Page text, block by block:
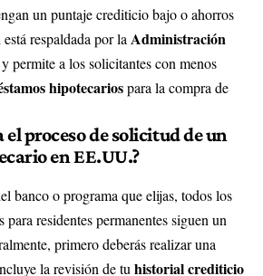
un puntaje crediticio bajo o ahorros
respaldada por la Administración
y permite a los solicitantes con menos
hipotecariospara la compra de
proceso de solicitud de un
en EE.UU.?
banco o programa que elijas, todos los
para residentes permanentes siguen un
primero deberás realizar una
la revisión de tu historial crediticio